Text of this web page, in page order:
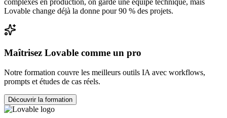
complexes en production, on garde une équipe technique, mais
Lovable change déjà la donne pour 90 % des projets.
Maîtrisez Lovable comme un pro
Notre formation couvre les meilleurs outils IA avec workflows,
prompts et études de cas réels.
Découvrir la formation